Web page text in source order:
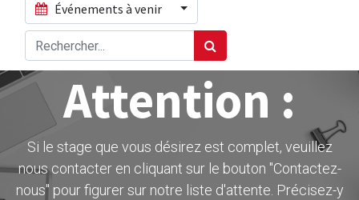
Événements à venir
Attention :
Si le stage que vous désirez est complet, veuillez
nous contacter en cliquant sur le bouton ''Contactez-
nous" pour figurer sur notre liste d'attente. Précisez-y